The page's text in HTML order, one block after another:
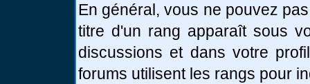
En général, vous ne pouvez
titre d'un rang apparaît sous
discussions et dans votre
forums utilisent les rangs pour